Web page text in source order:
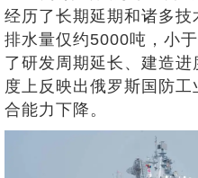
经历了长期延期和诸多
排水量仅约5000吨，小
了研发周期延长、建造
度上反映出俄罗斯国防
合能力下降。